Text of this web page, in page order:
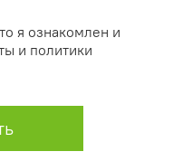
я ознакомлен и
и политики